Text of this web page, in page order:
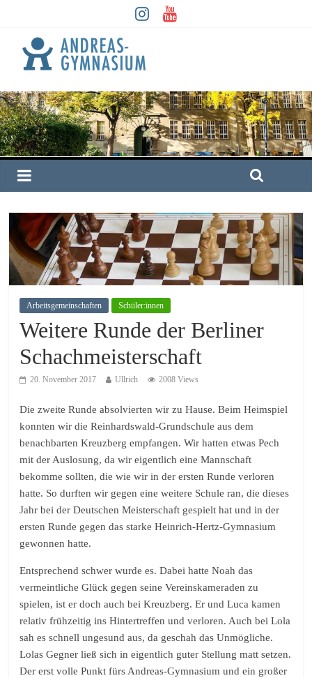
Arbeitsgemeinschaften Schüler:innen
Weitere Runde der Berliner
Schachmeisterschaft
20. November 2017 Ullrich 2008 Views
Die zweite Runde absolvierten wir zu Hause. Beim Heimspiel
konnten wir die Reinhardswald-Grundschule aus dem
benachbarten Kreuzberg empfangen. Wir hatten etwas Pech
mit der Auslosung, da wir eigentlich eine Mannschaft
bekomme sollten, die wie wir in der ersten Runde verloren
hatte. So durften wir gegen eine weitere Schule ran, die dieses
Jahr bei der Deutschen Meisterschaft gespielt hat und in der
ersten Runde gegen das starke Heinrich-Hertz-Gymnasium
gewonnen hatte.
Entsprechend schwer wurde es. Dabei hatte Noah das
vermeintliche Glück gegen seine Vereinskameraden zu
spielen, ist er doch auch bei Kreuzberg. Er und Luca kamen
relativ frühzeitig ins Hintertreffen und verloren. Auch bei Lola
sah es schnell ungesund aus, da geschah das Unmögliche.
Lolas Gegner ließ sich in eigentlich guter Stellung matt setzen.
Der erst volle Punkt fürs Andreas-Gymnasium und ein großer